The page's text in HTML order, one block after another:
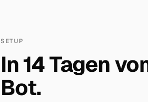
SETUP
In 14 Tagen
Bot.